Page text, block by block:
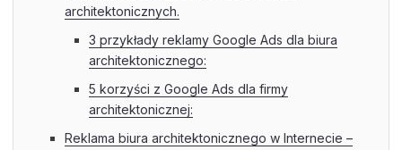
architektonicznych.
3 przykłady reklamy Google Ads dla biura
architektonicznego:
5 korzyści z Google Ads dla firmy
architektonicznej:
Reklama biura architektonicznego w Internecie –